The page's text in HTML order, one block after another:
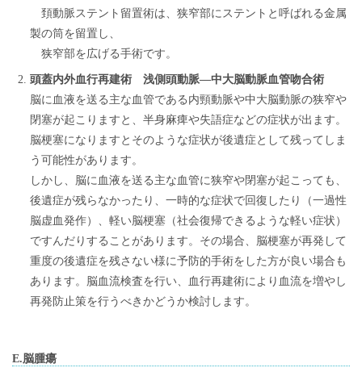
頚動脈ステント留置術は、狭窄部にステントと呼ばれる金属
製の筒を留置し、
狭窄部を広げる手術です。
頭蓋内外血行再建術 浅側頭動脈―中大脳動脈血管吻合術
脳に血液を送る主な血管である内頸動脈や中大脳動脈の狭窄や
閉塞が起こりますと、半身麻痺や失語症などの症状が出ます。
脳梗塞になりますとそのような症状が後遺症として残ってしま
う可能性があります。
しかし、脳に血液を送る主な血管に狭窄や閉塞が起こっても、
後遺症が残らなかったり、一時的な症状で回復したり（一過性
脳虚血発作）、軽い脳梗塞（社会復帰できるような軽い症状）
ですんだりすることがあります。その場合、脳梗塞が再発して
重度の後遺症を残さない様に予防的手術をした方が良い場合も
あります。脳血流検査を行い、血行再建術により血流を増やし
再発防止策を行うべきかどうか検討します。
E.脳腫瘍